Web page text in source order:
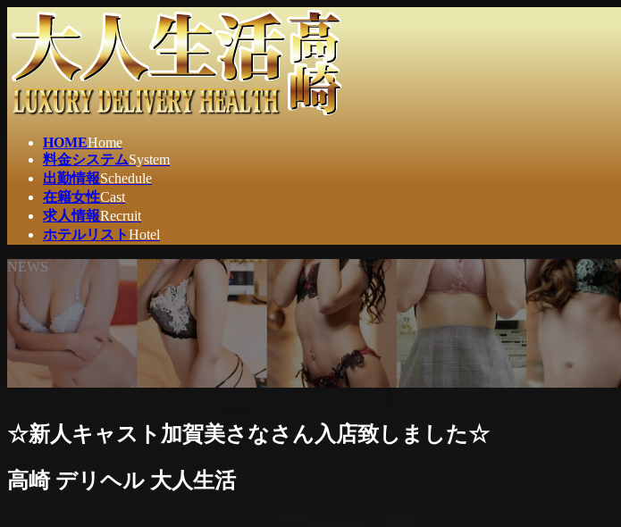
ン
ン
ツ
へ
ビ
ー
シ
ョ
HOMEHome
料金システムSystem
出勤情報Schedule
在籍女性Cast
求人情報Recruit
ホテルリストHotel
NEWS
☆新人キャスト加賀美さなさん入店致しました☆
高崎 デリヘル 大人生活